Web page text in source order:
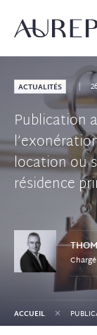
ACTUALITÉS
Publication
location ou
résidence
ACCUEIL +